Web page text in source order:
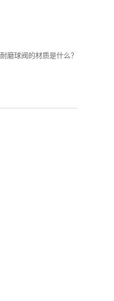
耐磨球阀的材质是什么？